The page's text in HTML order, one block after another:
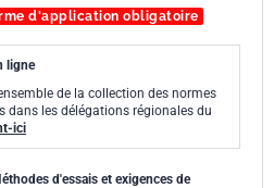
d'application obligatoire
ligne
de la collection des normes
dans les délégations régionales du
ici
d'essais et exigences de